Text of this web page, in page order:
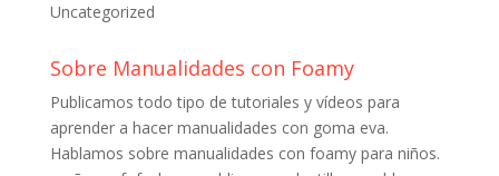
Uncategorized
Sobre Manualidades con Foamy
Publicamos todo tipo de tutoriales y vídeos para
aprender a hacer manualidades con goma eva.
Hablamos sobre manualidades con foamy para niños.